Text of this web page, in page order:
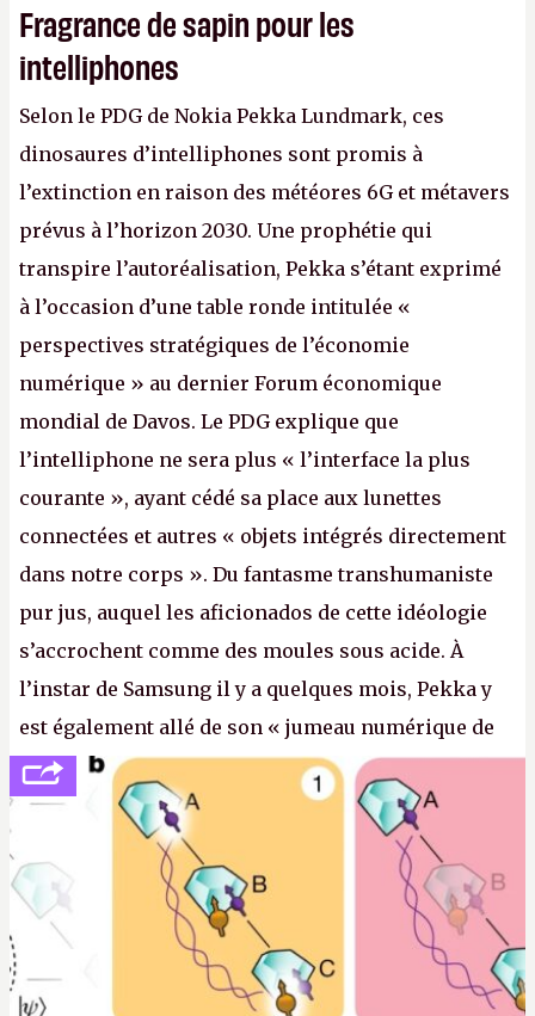
Fragrance de sapin pour les
intelliphones
Selon le PDG de Nokia Pekka Lundmark, ces
dinosaures d’intelliphones sont promis à
l’extinction en raison des météores 6G et métavers
prévus à l’horizon 2030. Une prophétie qui
transpire l’autoréalisation, Pekka s’étant exprimé
à l’occasion d’une table ronde intitulée «
perspectives stratégiques de l’économie
numérique » au dernier Forum économique
mondial de Davos. Le PDG explique que
l’intelliphone ne sera plus « l’interface la plus
courante », ayant cédé sa place aux lunettes
connectées et autres « objets intégrés directement
dans notre corps ». Du fantasme transhumaniste
pur jus, auquel les aficionados de cette idéologie
s’accrochent comme des moules sous acide. À
l’instar de Samsung il y a quelques mois, Pekka y
est également allé de son « jumeau numérique de
tout » et de l’importance des metasangsues, qu’il
considère comme «
la prochaine grande plateforme
informatique après le World Wide Web et le mobile
(Crédit photo : Pexels / Pixabay)